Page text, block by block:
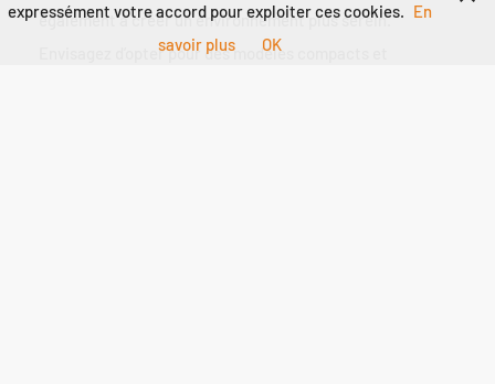
également à créer un environnement plus serein.
Envisagez d’opter pour des modèles compacts et
expressément votre accord pour exploiter ces cookies. En
savoir plus
OK